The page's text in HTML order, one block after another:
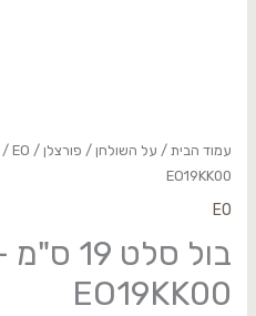
עמוד הבית/ על השולחן / פורצלן /
/EO
EO19KK00
EO
EO19KK00